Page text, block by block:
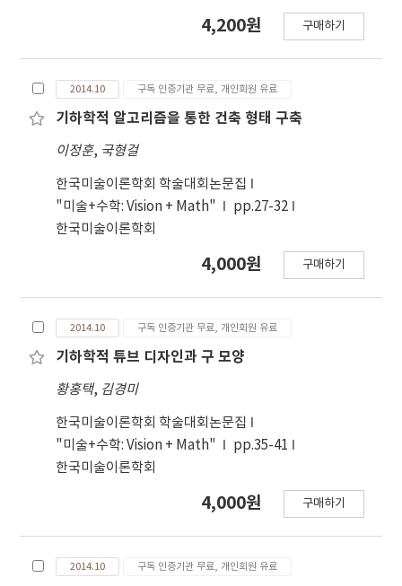
4,200원 구매하기
2014.10 구독 인증기관 무료, 개인회원 유료
기하학적 알고리즘을 통한 건축 형태 구축
이정훈, 국형걸
한국미술이론학회 학술대회논문집
"미술+수학: Vision + Math"
pp.27-32
한국미술이론학회
4,000원 구매하기
2014.10 구독 인증기관 무료, 개인회원 유료
기하학적 튜브 디자인과 구 모양
황홍택, 김경미
한국미술이론학회 학술대회논문집
"미술+수학: Vision + Math"
pp.35-41
한국미술이론학회
4,000원 구매하기
2014.10 구독 인증기관 무료, 개인회원 유료